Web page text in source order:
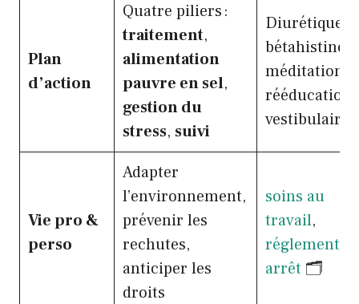
Plan
d’action
Quatre piliers :
traitement,
alimentation
pauvre en sel,
gestion du
stress, suivi
Diurétiques,
bétahistine,
méditation,
rééducation
vestibulaire
Vie pro &
perso
Adapter
l’environnement,
prévenir les
rechutes,
anticiper les
droits
soins au
travail,
arrêt 🗂️